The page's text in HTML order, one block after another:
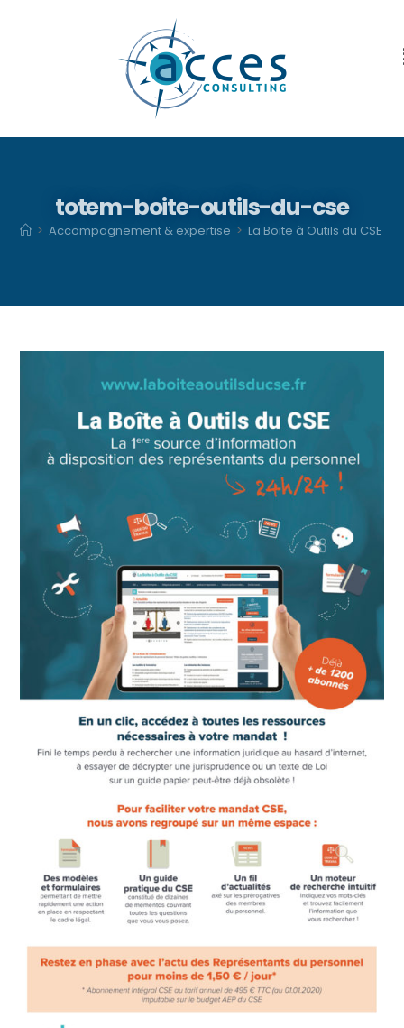
totem-boite-outils-du-cse
> Accompagnement & expertise > La Boite à Outils du CSE